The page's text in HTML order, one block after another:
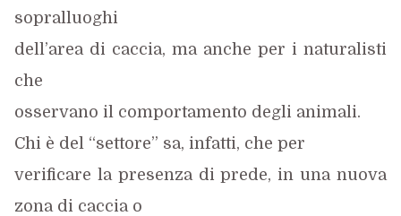
sopralluoghi
dell’area di caccia, ma anche per i naturalisti
che
osservano il comportamento degli animali.
Chi è del “settore” sa, infatti, che per
verificare la presenza di prede, in una nuova
zona di caccia o